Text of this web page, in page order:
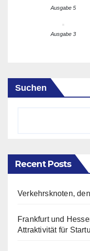
Ausgabe 5
Ausgabe 3
Suchen
Recent Posts
Verkehrsknoten,
Frankfurt und
Attraktivität für